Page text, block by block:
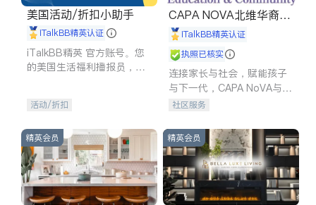
美国活动/折扣小助手
iTalkBB精英认证
iTalkBB精英 官方账号。您
的美国生活福利播报员，精
专属福利。
活动/折扣
CAPA NOVA北维华裔家
长会iTalkBB精英认证
执照已核实
连接家长与社会，赋能孩子
与下一代，CAPA NoVA与您
携手建设包容、公平、充满
社区服务
精英会员 精英会员